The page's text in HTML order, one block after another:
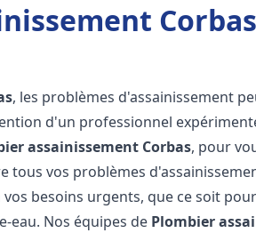
, les problèmes d'assainissement
d'un professionnel
assainissement Corbas, pour
tous vos problèmes
besoins urgents, que ce soit
eau. Nos équipes de Plombier